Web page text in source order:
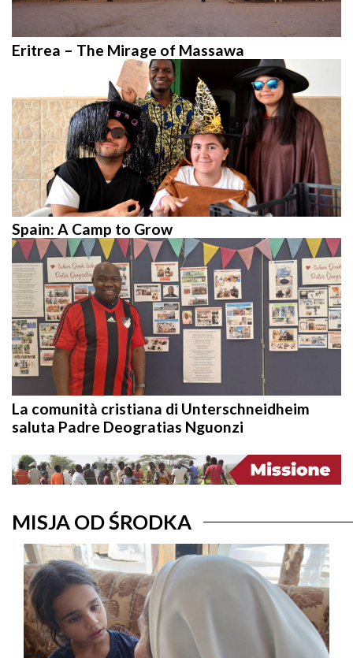
Eritrea – The Mirage of Massawa
Spain: A Camp to Grow
La comunità cristiana di Unterschneidheim
saluta Padre Deogratias Nguonzi
MISJA OD ŚRODKA